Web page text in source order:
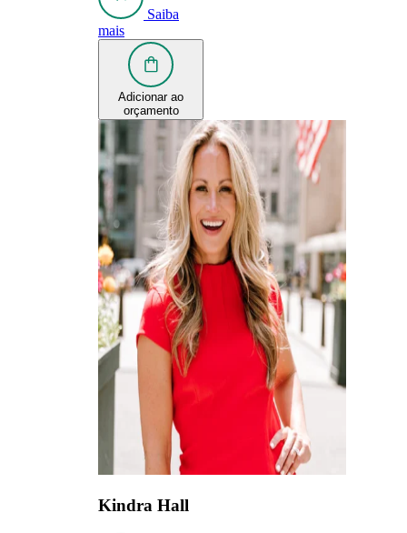
Saiba
mais
Adicionar ao
orçamento
Kindra Hall